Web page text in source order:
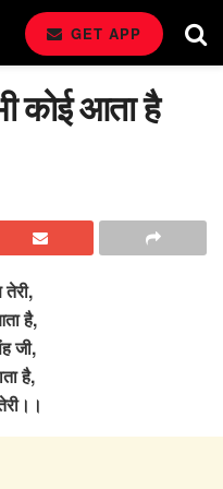
GET APP
कोई आता है
है,
जी,
है,